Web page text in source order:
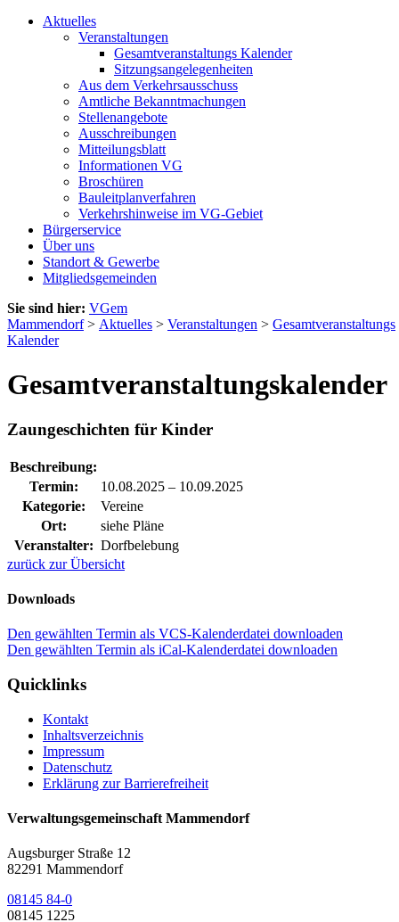
Aktuelles
Veranstaltungen
Gesamtveranstaltungs Kalender
Sitzungsangelegenheiten
Aus dem Verkehrsausschuss
Amtliche Bekanntmachungen
Stellenangebote
Ausschreibungen
Mitteilungsblatt
Informationen VG
Broschüren
Bauleitplanverfahren
Verkehrshinweise im VG-Gebiet
Bürgerservice
Über uns
Standort & Gewerbe
Mitgliedsgemeinden
Sie sind hier: VGem
Mammendorf> Aktuelles > Veranstaltungen > Gesamtveranstaltungs
Kalender
Gesamtveranstaltungskalender
Zaungeschichten für Kinder
Beschreibung:
Termin:
10.08.2025 – 10.09.2025
Kategorie:
Vereine
Ort:
siehe Pläne
Veranstalter: Dorfbelebung
zurück zur Übersicht
Downloads
Den gewählten Termin als VCS-Kalenderdatei downloaden
Den gewählten Termin als iCal-Kalenderdatei downloaden
Quicklinks
Kontakt
Inhaltsverzeichnis
Impressum
Datenschutz
Erklärung zur Barrierefreiheit
Verwaltungsgemeinschaft Mammendorf
Augsburger Straße 12
82291 Mammendorf
08145 84-0
08145 1225